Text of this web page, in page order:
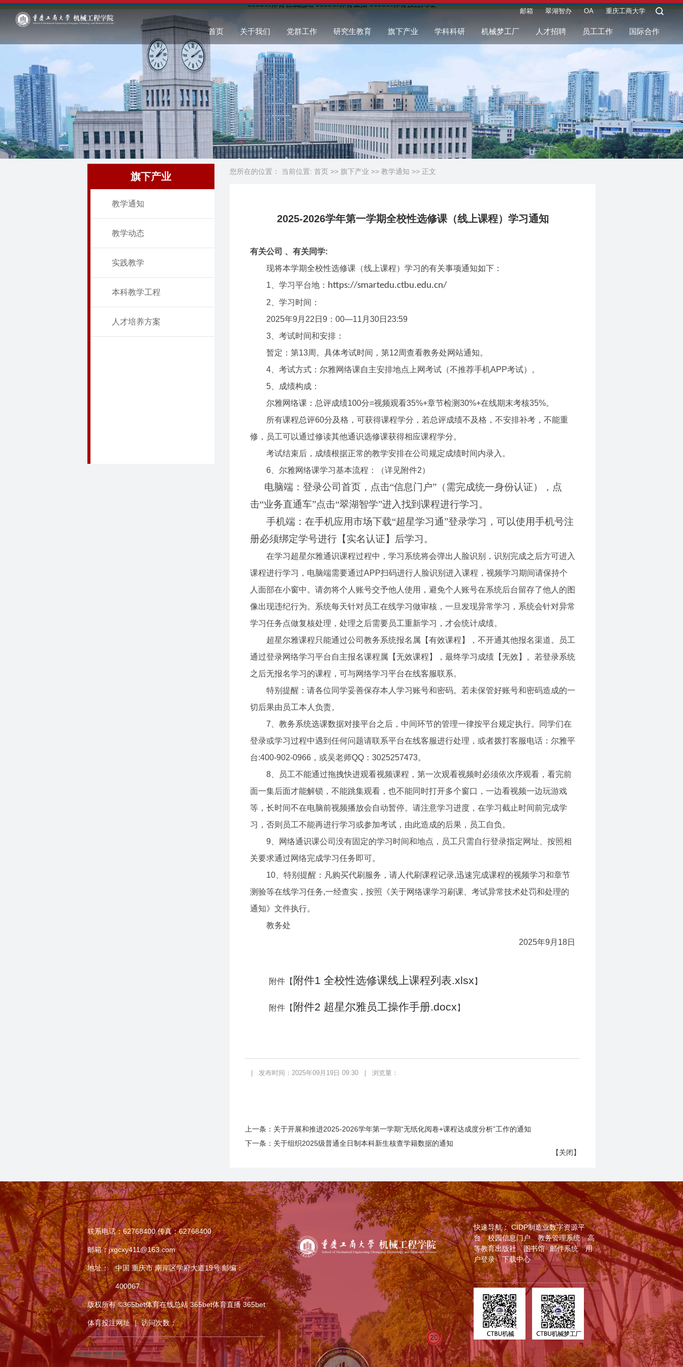
365bet体育在线总站 365bet体育直播 365bet体育投注网址
邮箱 翠湖智办 OA 重庆工商大学
首页 关于我们 党群工作 研究生教育 旗下产业 学科科研 机械梦工厂 人才招聘 员工工作 国际合作
旗下产业
教学通知
教学动态
实践教学
本科教学工程
人才培养方案
您所在的位置： 当前位置: 首页 >> 旗下产业 >> 教学通知 >> 正文
2025-2026学年第一学期全校性选修课（线上课程）学习通知
有关公司 、有关同学:
现将本学期全校性选修课（线上课程）学习的有关事项通知如下：
1、学习平台地： https://smartedu.ctbu.edu.cn/
2、学习时间：
2025年9月22日9：00—11月30日23:59
3、考试时间和安排：
暂定：第13周。具体考试时间，第12周查看教务处网站通知。
4、考试方式：尔雅网络课自主安排地点上网考试（不推荐手机APP考试）。
5、成绩构成：
尔雅网络课：总评成绩100分=视频观看35%+章节检测30%+在线期末考核35%。
所有课程总评60分及格，可获得课程学分，若总评成绩不及格，不安排补考，不能重
修，员工可以通过修读其他通识选修课获得相应课程学分。
考试结束后，成绩根据正常的教学安排在公司规定成绩时间内录入。
6、尔雅网络课学习基本流程：
（详见附件2）
电脑端：登录公司首页，点击“信息门户”（需完成统一身份认证），点
击“业务直通车”点击“翠湖智学”进入找到课程进行学习。
手机端：在手机应用市场下载“超星学习通”登录学习，可以使用手机号注
册必须绑定学号进行【实名认证】后学习。
在学习超星尔雅通识课程过程中，学习系统将会弹出人脸识别，识别完成之后方可进入
课程进行学习，电脑端需要通过APP扫码进行人脸识别进入课程，视频学习期间请保持个
人面部在小窗中。请勿将个人账号交予他人使用，避免个人账号在系统后台留存了他人的图
像出现违纪行为。系统每天针对员工在线学习做审核，一旦发现异常学习，系统会针对异常
学习任务点做复核处理，处理之后需要员工重新学习，才会统计成绩。
超星尔雅课程只能通过公司教务系统报名属【有效课程】，不开通其他报名渠道。员工
通过登录网络学习平台自主报名课程属【无效课程】，最终学习成绩【无效】。若登录系统
之后无报名学习的课程，可与网络学习平台在线客服联系。
特别提醒：请各位同学妥善保存本人学习账号和密码。若未保管好账号和密码造成的一
切后果由员工本人负责。
7、教务系统选课数据对接平台之后，中间环节的管理一律按平台规定执行。同学们在
登录或学习过程中遇到任何问题请联系平台在线客服进行处理，或者拨打客服电话：尔雅平
台:400-902-0966，或吴老师QQ：3025257473。
8、员工不能通过拖拽快进观看视频课程，第一次观看视频时必须依次序观看，看完前
面一集后面才能解锁，不能跳集观看，也不能同时打开多个窗口，一边看视频一边玩游戏
等，长时间不在电脑前视频播放会自动暂停。请注意学习进度，在学习截止时间前完成学
习，否则员工不能再进行学习或参加考试，由此造成的后果，员工自负。
9、网络通识课公司没有固定的学习时间和地点，员工只需自行登录指定网址、按照相
关要求通过网络完成学习任务即可。
10、特别提醒：凡购买代刷服务，请人代刷课程记录,迅速完成课程的视频学习和章节
测验等在线学习任务,一经查实，按照《关于网络课学习刷课、考试异常技术处罚和处理的
通知》文件执行。
教务处
2025年9月18日
附件【 附件1 全校性选修课线上课程列表.xlsx 】
附件【 附件2 超星尔雅员工操作手册.docx 】
发布时间：2025年09月19日 09:30 浏览量：
上一条： 关于开展和推进2025-2026学年第一学期“无纸化阅卷+课程达成度分析”工作的通知
下一条： 关于组织2025级普通全日制本科新生核查学籍数据的通知
【关闭】
联系电话：62768400 传真：62768400
邮箱：jxgcxy411@163.com
地址： 中国 重庆市 南岸区学府大道19号 邮编：
400067
版权所有 ©365bet体育在线总站 365bet体育直播 365bet
体育投注网址 ｜ 访问次数：
快速导航： CIDP制造业数字资源平
台
校园信息门户 教务管理系统
高
等教育出版社
图书馆 邮件系统
用
户登录
下载中心